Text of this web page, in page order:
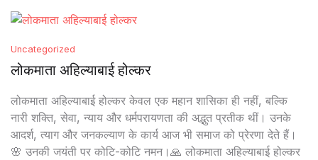
FAQ
Documentation
Uncategorized
लोकमाता अहिल्याबाई होल्कर
लोकमाता अहिल्याबाई होल्कर केवल एक महान शासिका ही नहीं, बल्कि
नारी शक्ति, सेवा, न्याय और धर्मपरायणता की अद्भुत प्रतीक थीं। उनके
आदर्श, त्याग और जनकल्याण के कार्य आज भी समाज को प्रेरणा देते हैं।
🌸 उनकी जयंती पर कोटि-कोटि नमन।🙏 लोकमाता अहिल्याबाई होल्कर